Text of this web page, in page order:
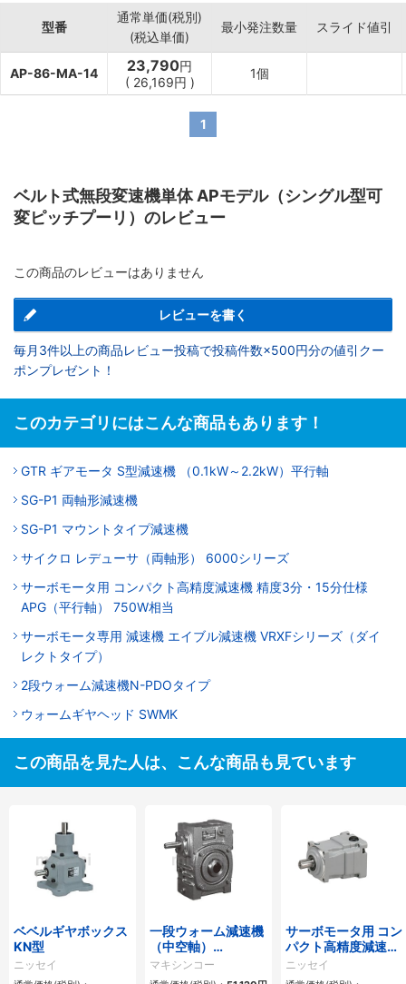
型番
通常単価(税別)
(税込単価)
最小発注数量 スライド値引
AP-86-MA-14 23,790円
( 26,169円 )
1個
1
ベルト式無段変速機単体 APモデル（シングル型可
変ピッチプーリ）のレビュー
この商品のレビューはありません
レビューを書く
毎月3件以上の商品レビュー投稿で投稿件数×500円分の値引クー
ポンプレゼント！
このカテゴリにはこんな商品もあります！
GTR ギアモータ S型減速機 （0.1kW～2.2kW）平行軸
SG-P1 両軸形減速機
SG-P1 マウントタイプ減速機
サイクロ レデューサ（両軸形） 6000シリーズ
サーボモータ用 コンパクト高精度減速機 精度3分・15分仕様
APG（平行軸） 750W相当
サーボモータ専用 減速機 エイブル減速機 VRXFシリーズ（ダイ
レクトタイプ）
2段ウォーム減速機N-PDOタイプ
ウォームギヤヘッド SWMK
この商品を見た人は、こんな商品も見ています
ベベルギヤボックス
KN型
ニッセイ
一段ウォーム減速機
（中空軸）
AOW70C60
マキシンコー
サーボモータ用 コン
パクト高精度減速機
精度3分・15分仕様
APG（平行軸）
ニッセイ